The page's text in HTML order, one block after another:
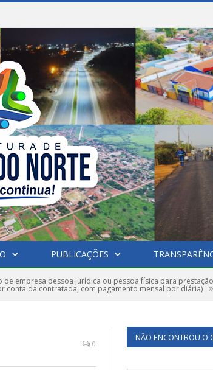
PUBLICAÇÕES
de empresa pessoa jurídica ou pessoa física para
conta da contratada, com pagamento mensal por diária) »
0
NÃO ENCONTROU O